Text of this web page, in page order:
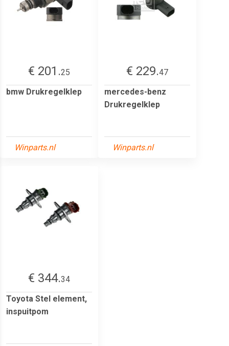
€ 201.25
bmw Drukregelklep
Winparts.nl
€ 229.47
mercedes-benz
Drukregelklep
Winparts.nl
€ 344.34
Toyota Stel element,
inspuitpom